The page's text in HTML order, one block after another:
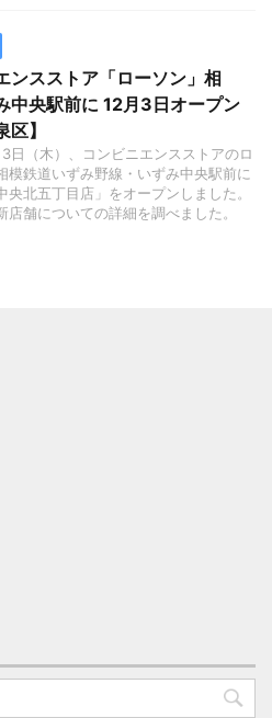
ンスストア「ローソン」相
中央駅前に 12月3日オープン
区】
日（木）、コンビニエンスストアのロ
模鉄道いずみ野線・いずみ中央駅前に
央北五丁目店」をオープンしました。
店舗についての詳細を調べました。